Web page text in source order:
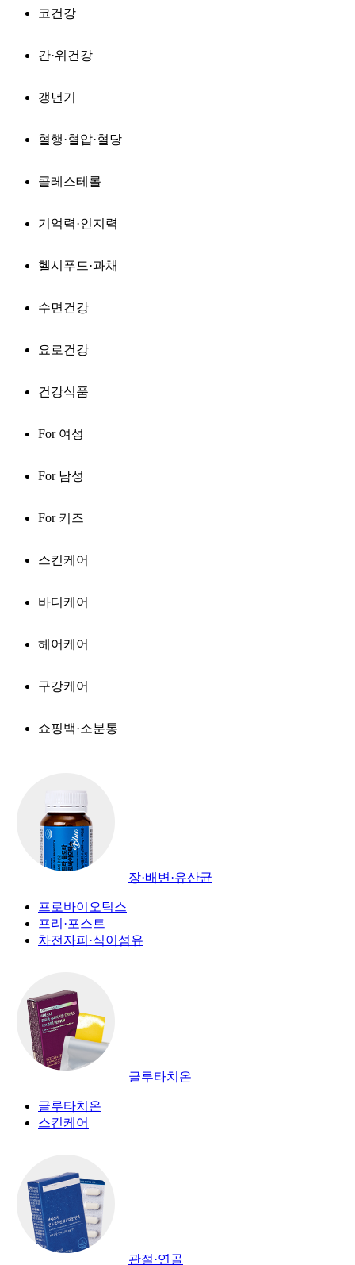
코건강
간·위건강
갱년기
혈행·혈압·혈당
콜레스테롤
기억력·인지력
헬시푸드·과채
수면건강
요로건강
건강식품
For 여성
For 남성
For 키즈
스킨케어
바디케어
헤어케어
구강케어
쇼핑백·소분통
장·배변·유산균
프로바이오틱스
프리·포스트
차전자피·식이섬유
글루타치온
글루타치온
스킨케어
관절·연골